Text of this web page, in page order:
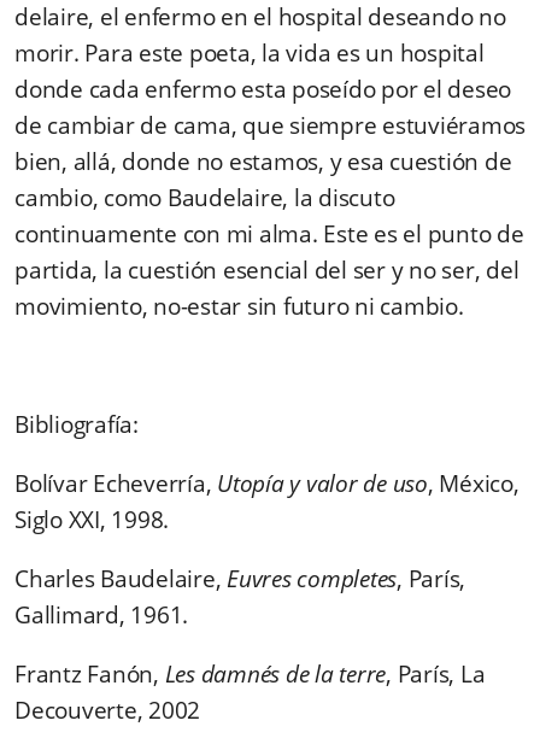
delaire, el enfermo en el hospital deseando no
morir. Para este poeta, la vida es un hospital
donde cada enfermo esta poseído por el deseo
de cambiar de cama, que siempre estuviéra­mos
bien, allá, donde no estamos, y esa cuestión de
cambio, como Baudelaire, la discuto
continuamente con mi alma. Este es el punto de
partida, la cuestión esencial del ser y no ser, del
movimiento, no-estar sin futuro ni cambio.
Bibliografía:
Bolívar Echeverría, Utopía y valor de uso, México,
Siglo XXI, 1998.
Charles Baudelaire, Euvres completes, París,
Gallimard, 1961.
Frantz Fanón, Les damnés de la terre, París, La
Decouverte, 2002